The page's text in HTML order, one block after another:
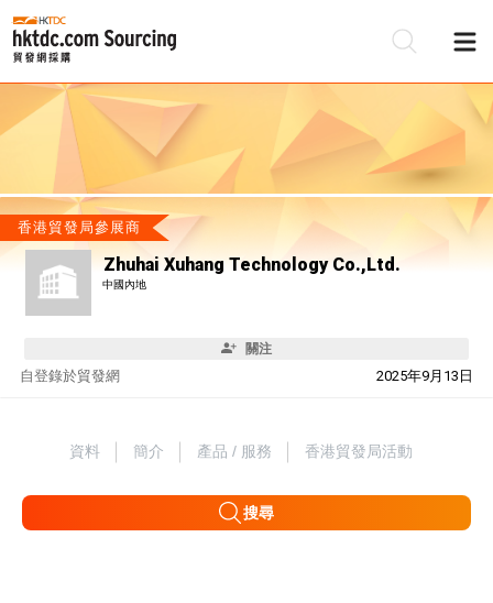
香港貿發局參展商
Zhuhai Xuhang Technology Co.,Ltd.
中國內地
關注
自 2025年9月13日
登錄於貿發網
資料 簡介 產品 / 服務 香港貿發局活動
搜尋